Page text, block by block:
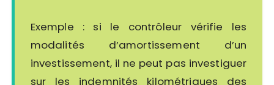
Exemple : si le contrôleur vérifie les
modalités d’amortissement d’un
investissement, il ne peut pas investiguer
sur les indemnités kilométriques des